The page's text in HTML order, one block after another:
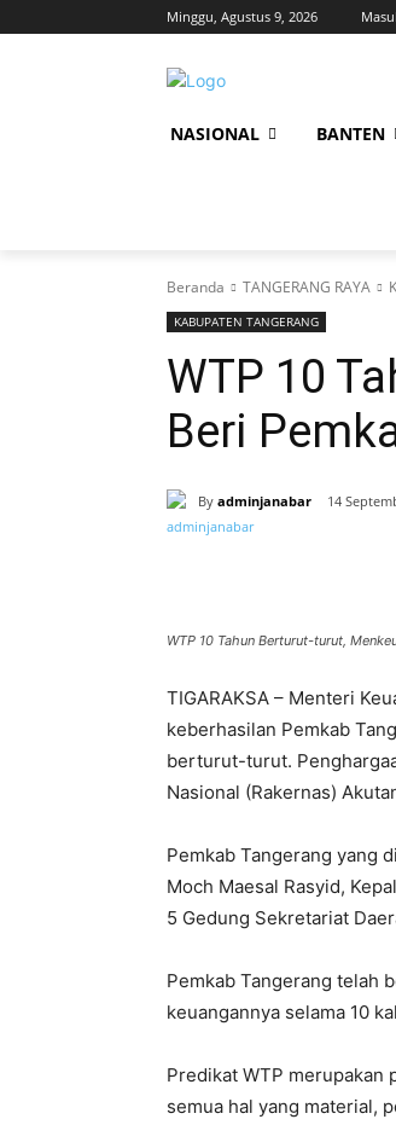
Minggu, Agustus 9, 2026
NASIONAL BANTEN
Beranda TANGERANG RAYA
KABUPATEN TANGERANG
WTP 10
Beri
By adminjanabar 14
WTP 10 Tahun Berturut-turut,
TIGARAKSA – Menteri
keberhasilan Pemkab
berturut-turut.
Nasional (Rakernas)
Pemkab Tangerang yang
Moch Maesal Rasyid,
5 Gedung Sekretariat
Pemkab Tangerang telah
keuangannya selama 10
Predikat WTP merupakan
semua hal yang material,